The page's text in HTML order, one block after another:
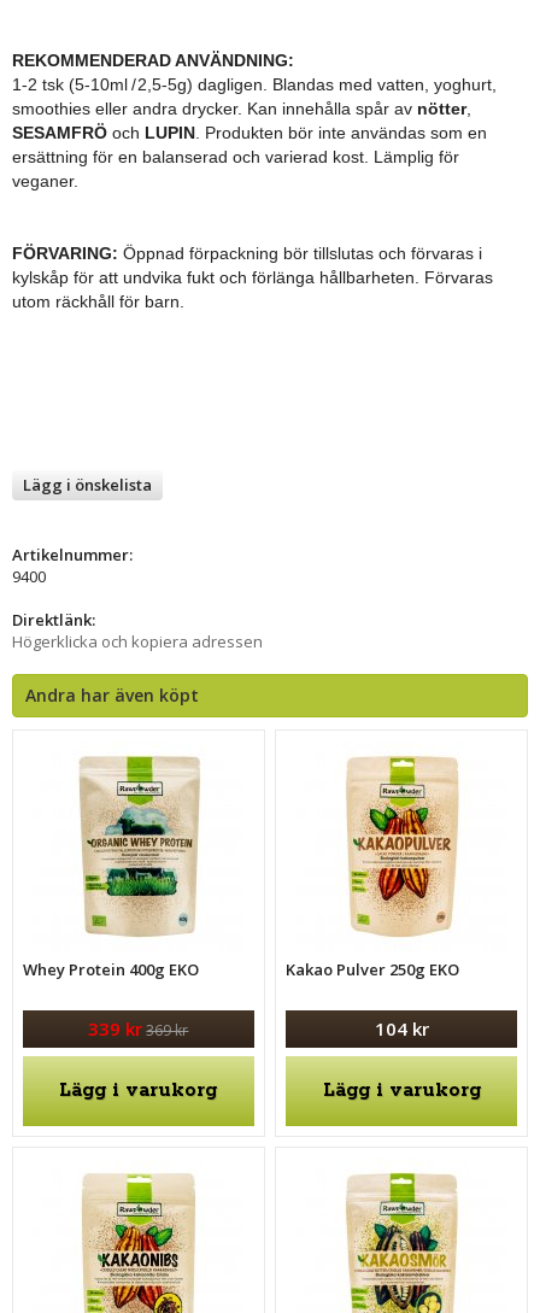
REKOMMENDERAD ANVÄNDNING:
1-2 tsk (5-10ml / 2,5-5g) dagligen. Blandas med vatten, yoghurt,
smoothies eller andra drycker. Kan innehålla spår av nötter,
SESAMFRÖ och LUPIN . Produkten bör inte användas som en
ersättning för en balanserad och varierad kost. Lämplig för
veganer.
FÖRVARING: Öppnad förpackning bör tillslutas och förvaras i
kylskåp för att undvika fukt och förlänga hållbarheten. Förvaras
utom räckhåll för barn.
Lägg i önskelista
Artikelnummer:
9400
Direktlänk:
Högerklicka och kopiera adressen
Andra har även köpt
Whey Protein 400g EKO
339 kr 369 kr
Lägg i varukorg
Kakao Pulver 250g EKO
104 kr
Lägg i varukorg